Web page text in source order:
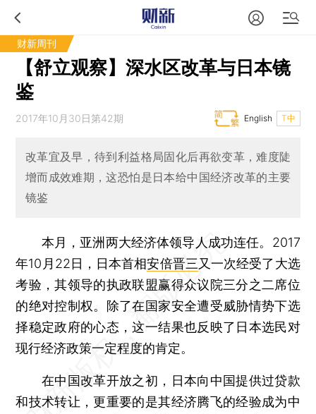
财新周刊
【舒立观察】深水区改革与日本镜
鉴
2017年10月30日第42期 T中
English
改革宜及早，待到利益格局固化后再欲变革，难度陡
增而成效难期，这恐怕是日本给中国经济改革的主要
镜鉴
本月，亚洲两大经济体领导人成功连任。2017
年10月22日，日本首相安倍晋三又一次经受了大选
考验，其领导的执政联盟赢得众议院三分之二席位
的绝对控制权。除了在国家安全遭受威胁情势下选
择稳定政府的心态，这一结果也反映了日本选民对
现行经济政策一定程度的肯定。
在中国改革开放之初，日本向中国提供过贷款
和技术转让，更重要的是其经济腾飞的经验成为中